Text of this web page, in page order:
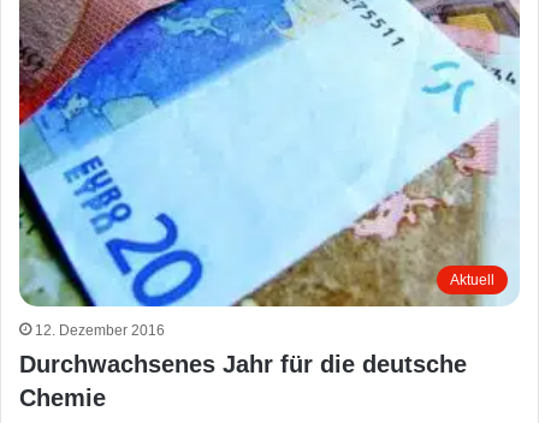
Aktuell
12. Dezember 2016
Durchwachsenes Jahr für die deutsche
Chemie